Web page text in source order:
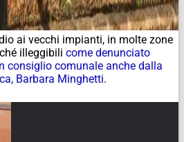
ai vecchi impianti, in molte zone
illeggibili come denunciato
consiglio comunale anche dalla
Barbara Minghetti.